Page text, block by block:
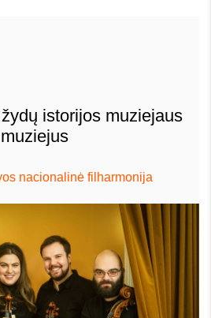
istorijos muziejaus
nacionalinė filharmonija